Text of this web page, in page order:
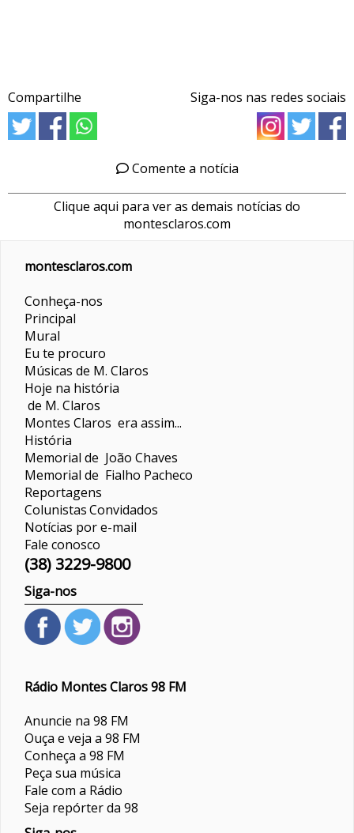
Compartilhe Siga-nos nas redes sociais
Comente a notícia
Clique aqui para ver as demais notícias do
montesclaros.com
montesclaros.com
Conheça-nos
Principal
Mural
Eu te procuro
Músicas de M. Claros
Hoje na história
de M. Claros
Montes Claros era assim...
História
Memorial de João Chaves
Memorial de Fialho Pacheco
Reportagens
ColunistasConvidados
Notícias por e-mail
Fale conosco
(38) 3229-9800
Siga-nos
Rádio Montes Claros 98 FM
Anuncie na 98 FM
Ouça e veja a 98 FM
Conheça a 98 FM
Peça sua música
Fale com a Rádio
Seja repórter da 98